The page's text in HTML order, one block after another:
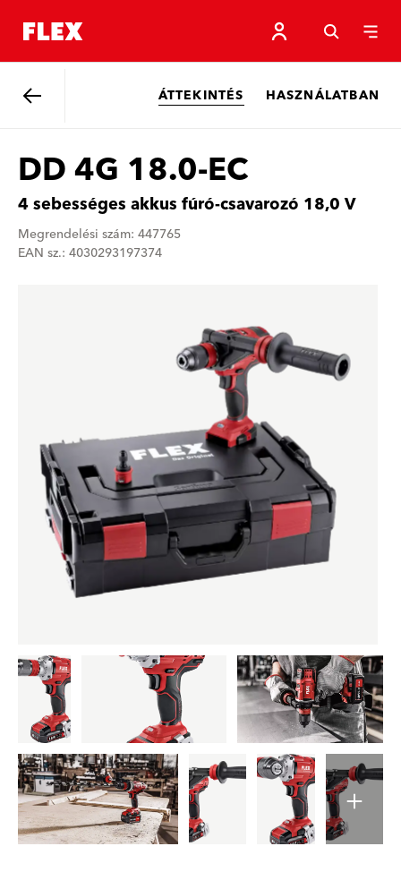
ÁTTEKINTÉS HASZNÁLATBAN
DD 4G 18.0-EC
4 sebességes akkus fúró-csavarozó 18,0 V
Megrendelési szám: 447765
EAN sz.: 4030293197374